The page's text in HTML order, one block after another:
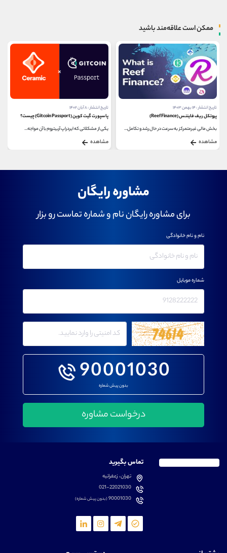
ممکن است علاقه‌مند باشید
تاریخ انتشار : ۱۴ بهمن ۱۴۰۳
پروتکل ریف فایننس (Reef Finance)
بخش مالی غیرمتمرکز به سرعت در حال رشد و تکامل...
مشاهده
تاریخ انتشار : ۸ آبان ۱۴۰۲
پاسپورت گیت‌ کوین (Gitcoin Passport) چیست؟
یکی از مشکلاتی که ایردراپ آربیتروم با آن مواجه...
مشاهده
مشاوره رایگان
برای مشاوره رایگان نام و شماره تماست رو بزار
90001030
بدون پیش شماره
نام و نام خانوادگی
شماره موبایل
تماس بگیرید
تهران، زعفرانیه
021-22021030
90001030(بدون پیش شماره)